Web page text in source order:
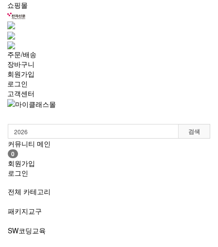
쇼핑몰
주문/배송
장바구니
회원가입
로그인
고객센터
Toggle
검색
커뮤니티 메인
0
회원가입
로그인
전체 카테고리
패키지교구
SW코딩교육